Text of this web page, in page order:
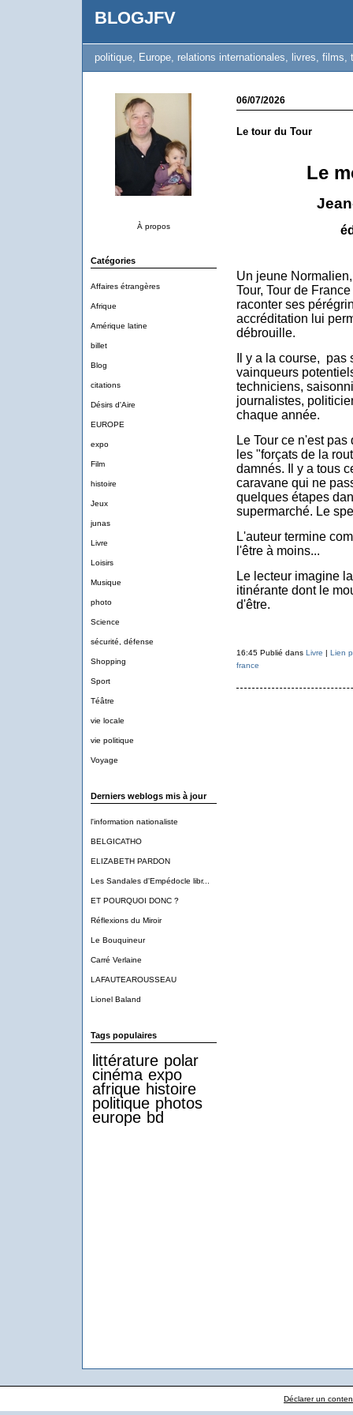
BLOGJFV
politique, Europe, relations internationales, livres, films,
À propos
Catégories
Affaires étrangères
Afrique
Amérique latine
billet
Blog
citations
Désirs d'Aire
EUROPE
expo
Film
histoire
Jeux
junas
Livre
Loisirs
Musique
photo
Science
sécurité, défense
Shopping
Sport
Téâtre
vie locale
vie politique
Voyage
Derniers weblogs mis à jour
l'information nationaliste
BELGICATHO
ELIZABETH PARDON
Les Sandales d'Empédocle libr...
ET POURQUOI DONC ?
Réflexions du Miroir
Le Bouquineur
Carré Verlaine
LAFAUTEAROUSSEAU
Lionel Baland
Tags populaires
littérature polar
cinéma expo
afrique histoire
politique photos
europe bd
06/07/2026
Le tour du Tour
Le
Un jeune
Tour, Tour de
raconter ses
accréditation lui
débrouille.
Il y a la course,
vainqueurs
techniciens,
journalistes,
chaque année.
Le Tour ce n'est
les "forçats de la
damnés. Il y a tous
caravane qui ne
quelques étapes
supermarché. Le
L'auteur termine
l'être à moins...
Le lecteur imagine
itinérante dont le
d'être.
16:45 Publié dans Livre | Lien
france
Déclarer un